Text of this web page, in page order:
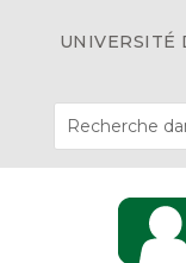
UNIVERSITÉ